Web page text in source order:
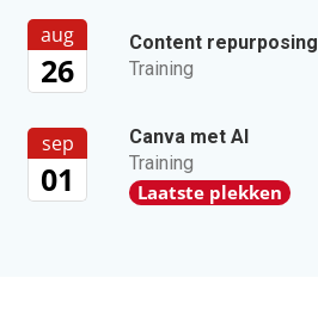
aug
26
Content repurposing
Training
sep
01
Canva met AI
Training
Laatste plekken